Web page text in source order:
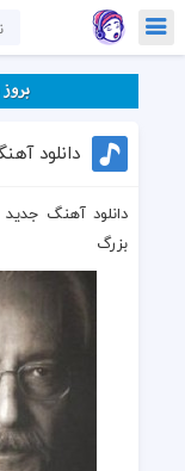
دانلود آهنگ
بزرگ